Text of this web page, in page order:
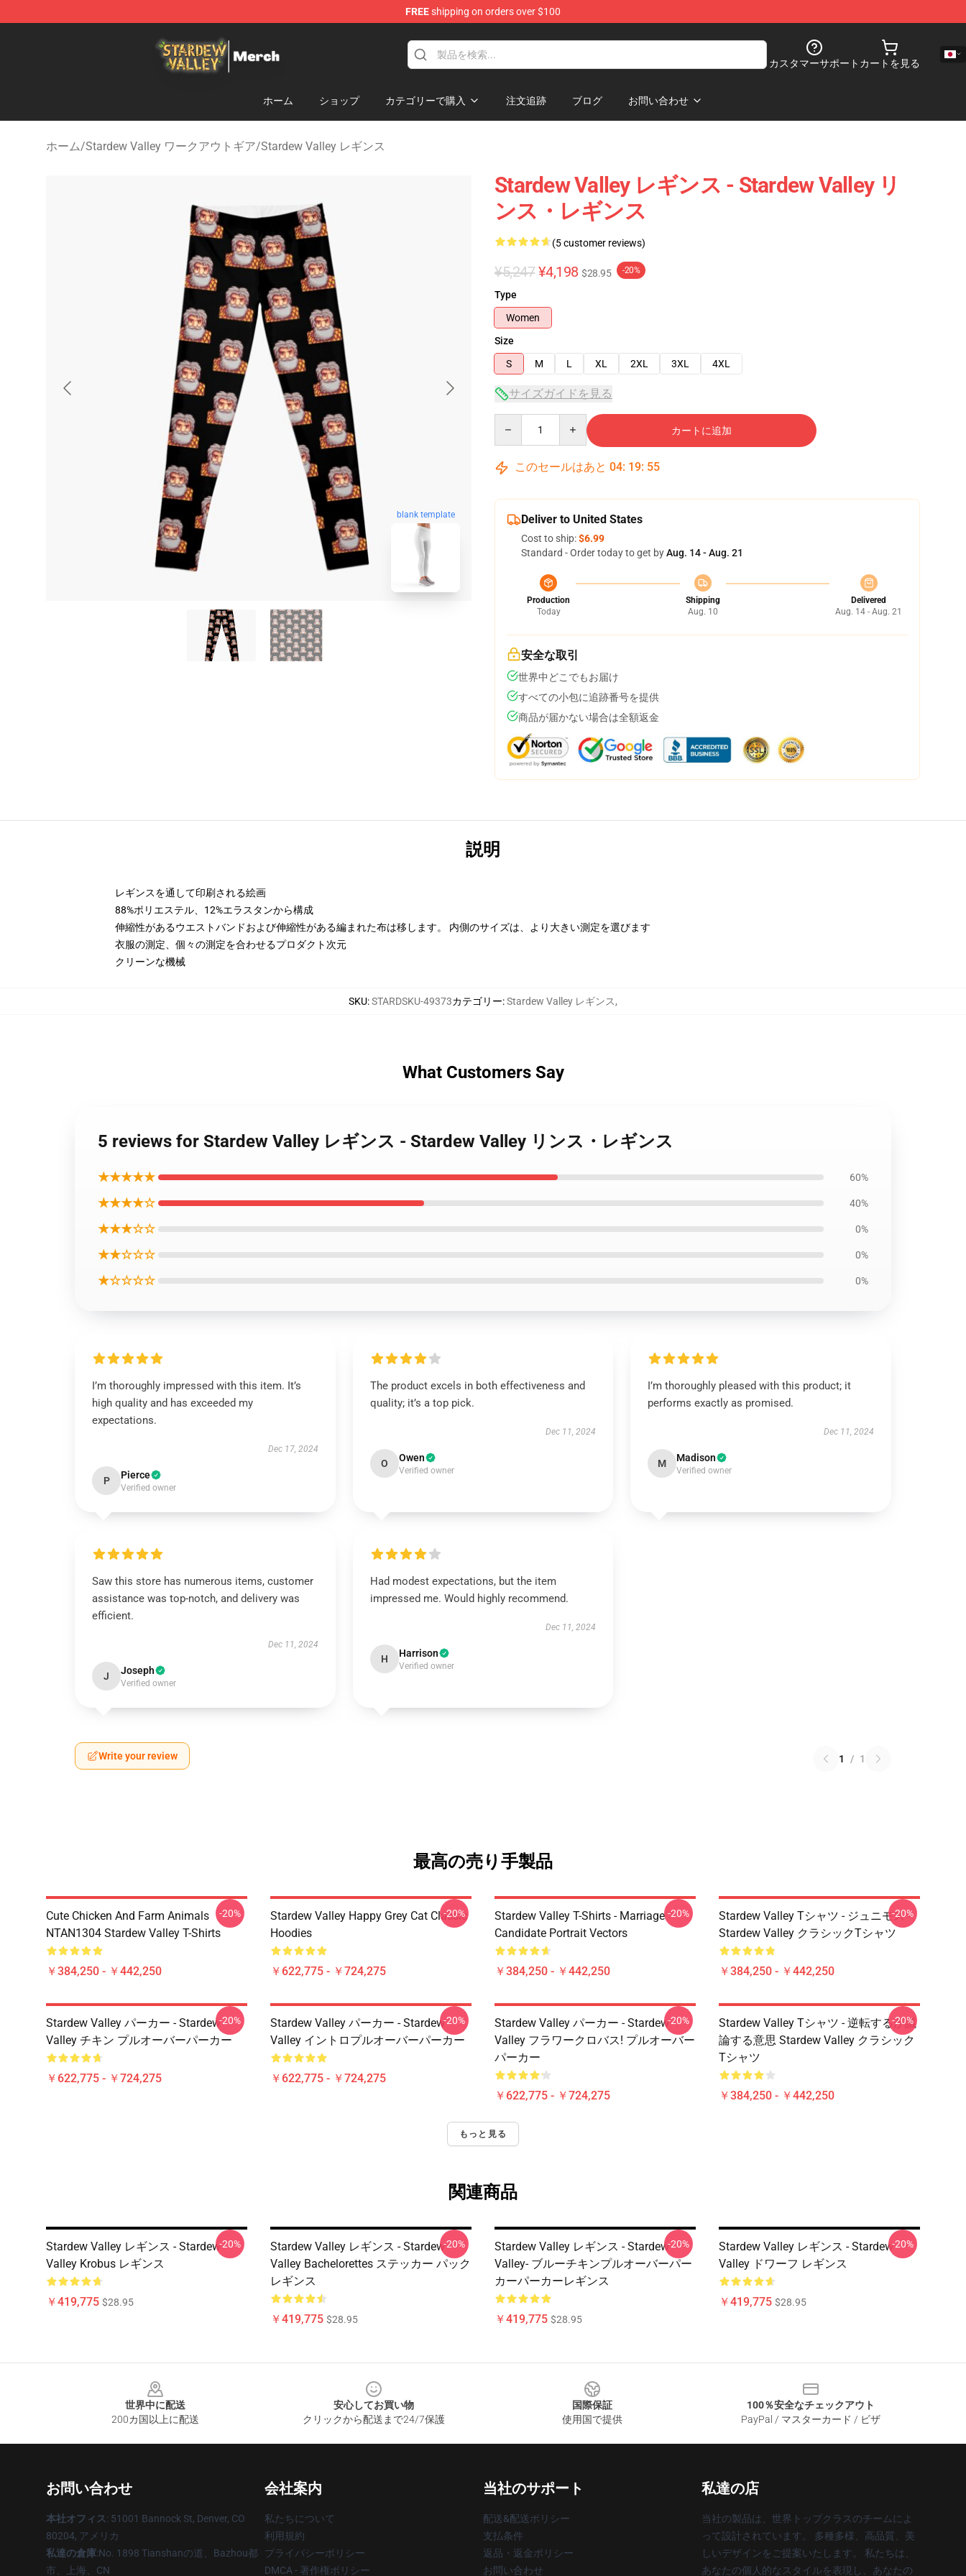
FREEshipping on orders over $100
カスタマーサポート カートを見る
ホーム ショップ カテゴリーで購入 注文追跡 ブログ お問い合わせ
ホーム/Stardew Valley ワークアウトギア/Stardew Valley レギンス
blank template
Stardew Valley レギンス - Stardew Valley リ
ンス・レギンス
(5 customer reviews)
¥5,247 ¥4,198 $28.95 -20%
Type
Women
Size
S
M L XL 2XL 3XL 4XL
サイズガイドを見る
カートに追加
このセールはあと 04: 19: 54
Deliver to United States
Cost to ship:$6.99
Standard - Order today to get byAug. 14 - Aug. 21
Production
Today
Shipping
Aug. 10
Delivered
Aug. 14 - Aug. 21
安全な取引
世界中どこでもお届け
すべての小包に追跡番号を提供
商品が届かない場合は全額返金
説明
レギンスを通して印刷される絵画
88%ポリエステル、12%エラスタンから構成
伸縮性があるウエストバンドおよび伸縮性がある編まれた布は移します。 内側のサイズは、より大きい測定を選びます
衣服の測定、個々の測定を合わせるプロダクト次元
クリーンな機械
SKU:STARDSKU-49373カテゴリー:Stardew Valley レギンス,
What Customers Say
5 reviews for Stardew Valley レギンス - Stardew Valley リンス・レギンス
★★★★★ 60%
★★★★☆ 40%
★★★☆☆ 0%
★★☆☆☆ 0%
★☆☆☆☆ 0%
I’m thoroughly impressed with this item. It’s
high quality and has exceeded my
expectations.
Dec 17, 2024
P Pierce
Verified owner
The product excels in both effectiveness and
quality; it’s a top pick.
Dec 11, 2024
O Owen
Verified owner
I’m thoroughly pleased with this product; it
performs exactly as promised.
Dec 11, 2024
M Madison
Verified owner
Saw this store has numerous items, customer
assistance was top-notch, and delivery was
efficient.
Dec 11, 2024
J Joseph
Verified owner
Had modest expectations, but the item
impressed me. Would highly recommend.
Dec 11, 2024
H Harrison
Verified owner
Write your review 1 / 1
最高の売り手製品
Cute Chicken And Farm Animals
NTAN1304 Stardew Valley T-Shirts
￥384,250 - ￥442,250
-20%
Stardew Valley Happy Grey Cat Classic
Hoodies
￥622,775 - ￥724,275
-20%
Stardew Valley T-Shirts - Marriage
Candidate Portrait Vectors
￥384,250 - ￥442,250
-20%
Stardew Valley Tシャツ - ジュニモス -
Stardew Valley クラシックTシャツ
￥384,250 - ￥442,250
-20%
Stardew Valley パーカー - Stardew
Valley チキン プルオーバーパーカー
￥622,775 - ￥724,275
-20%
Stardew Valley パーカー - Stardew
Valley イントロプルオーバーパーカー
￥622,775 - ￥724,275
-20%
Stardew Valley パーカー - Stardew
Valley フラワークロバス! プルオーバー
パーカー
￥622,775 - ￥724,275
-20%
Stardew Valley Tシャツ - 逆転するが議
論する意思 Stardew Valley クラシック
Tシャツ
￥384,250 - ￥442,250
-20%
もっと見る
関連商品
Stardew Valley レギンス - Stardew
Valley Krobus レギンス
￥419,775 $28.95
-20%
Stardew Valley レギンス - Stardew
Valley Bachelorettes ステッカー パック
レギンス
￥419,775 $28.95
-20%
Stardew Valley レギンス - Stardew
Valley- ブルーチキンプルオーバーパー
カーパーカーレギンス
￥419,775 $28.95
-20%
Stardew Valley レギンス - Stardew
Valley ドワーフ レギンス
￥419,775 $28.95
-20%
世界中に配送
200カ国以上に配送
安心してお買い物
クリックから配送まで24/7保護
国際保証
使用国で提供
100％安全なチェックアウト
PayPal / マスターカード / ビザ
お問い合わせ
本社オフィス: 51001 Bannock St, Denver, CO
80204, アメリカ
私達の倉庫:No. 1898 Tianshanの道、Bazhou都
市、上海、CN
会社案内
私たちについて
利用規約
プライバシーポリシー
DMCA - 著作権ポリシー
当社のサポート
配送&配送ポリシー
支払条件
返品・返金ポリシー
お問い合わせ
私達の店
当社の製品は、世界トップクラスのチームによ
って設計されています。 多種多様、高品質、美
しいデザインをご提案いたします。 私たちは、
あなたの個人的なスタイルを表現し、あなたの